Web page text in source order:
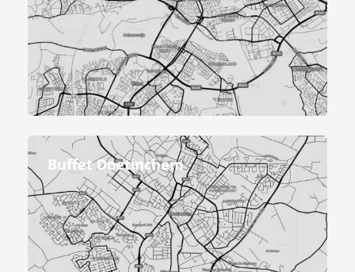
Buffet Doetinchem